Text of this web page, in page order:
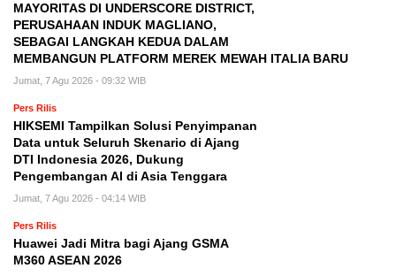
MAYORITAS DI UNDERSCORE DISTRICT,
PERUSAHAAN INDUK MAGLIANO,
SEBAGAI LANGKAH KEDUA DALAM
MEMBANGUN PLATFORM MEREK MEWAH ITALIA BARU
Jumat, 7 Agu 2026 - 09:32 WIB
Pers Rilis
HIKSEMI Tampilkan Solusi Penyimpanan
Data untuk Seluruh Skenario di Ajang
DTI Indonesia 2026, Dukung
Pengembangan AI di Asia Tenggara
Jumat, 7 Agu 2026 - 04:14 WIB
Pers Rilis
Huawei Jadi Mitra bagi Ajang GSMA
M360 ASEAN 2026